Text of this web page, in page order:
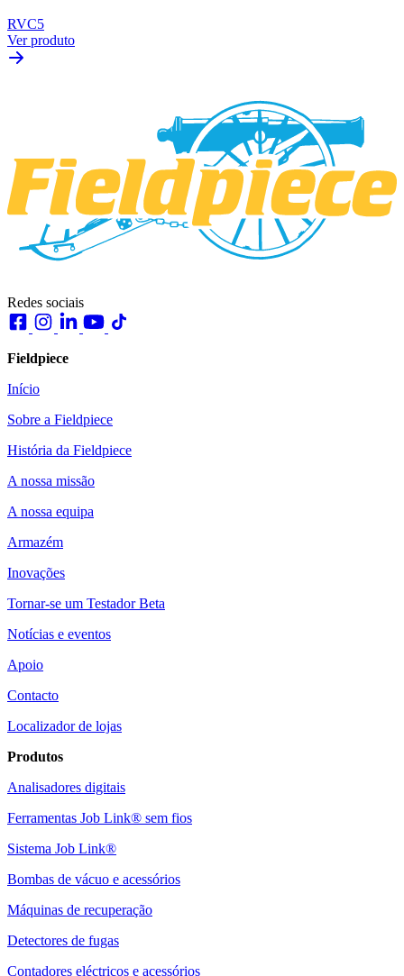
RVC5
Ver produto
Redes sociais
Fieldpiece
Início
Sobre a Fieldpiece
História da Fieldpiece
A nossa missão
A nossa equipa
Armazém
Inovações
Tornar-se um Testador Beta
Notícias e eventos
Apoio
Contacto
Localizador de lojas
Produtos
Analisadores digitais
Ferramentas Job Link® sem fios
Sistema Job Link®
Bombas de vácuo e acessórios
Máquinas de recuperação
Detectores de fugas
Contadores eléctricos e acessórios